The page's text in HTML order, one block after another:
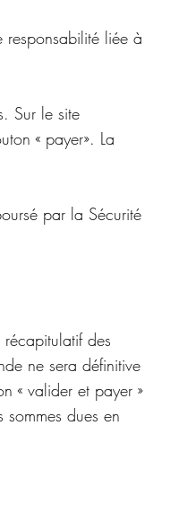
responsabilité liée à
Sur le site
« payer». La
par la Sécurité
des
ne sera définitive
« valider et payer »
dues en